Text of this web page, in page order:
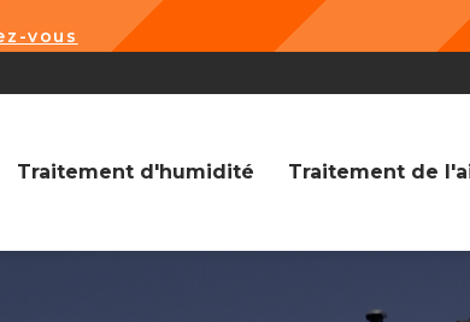
vous
Traitement d'humidité Traitement de